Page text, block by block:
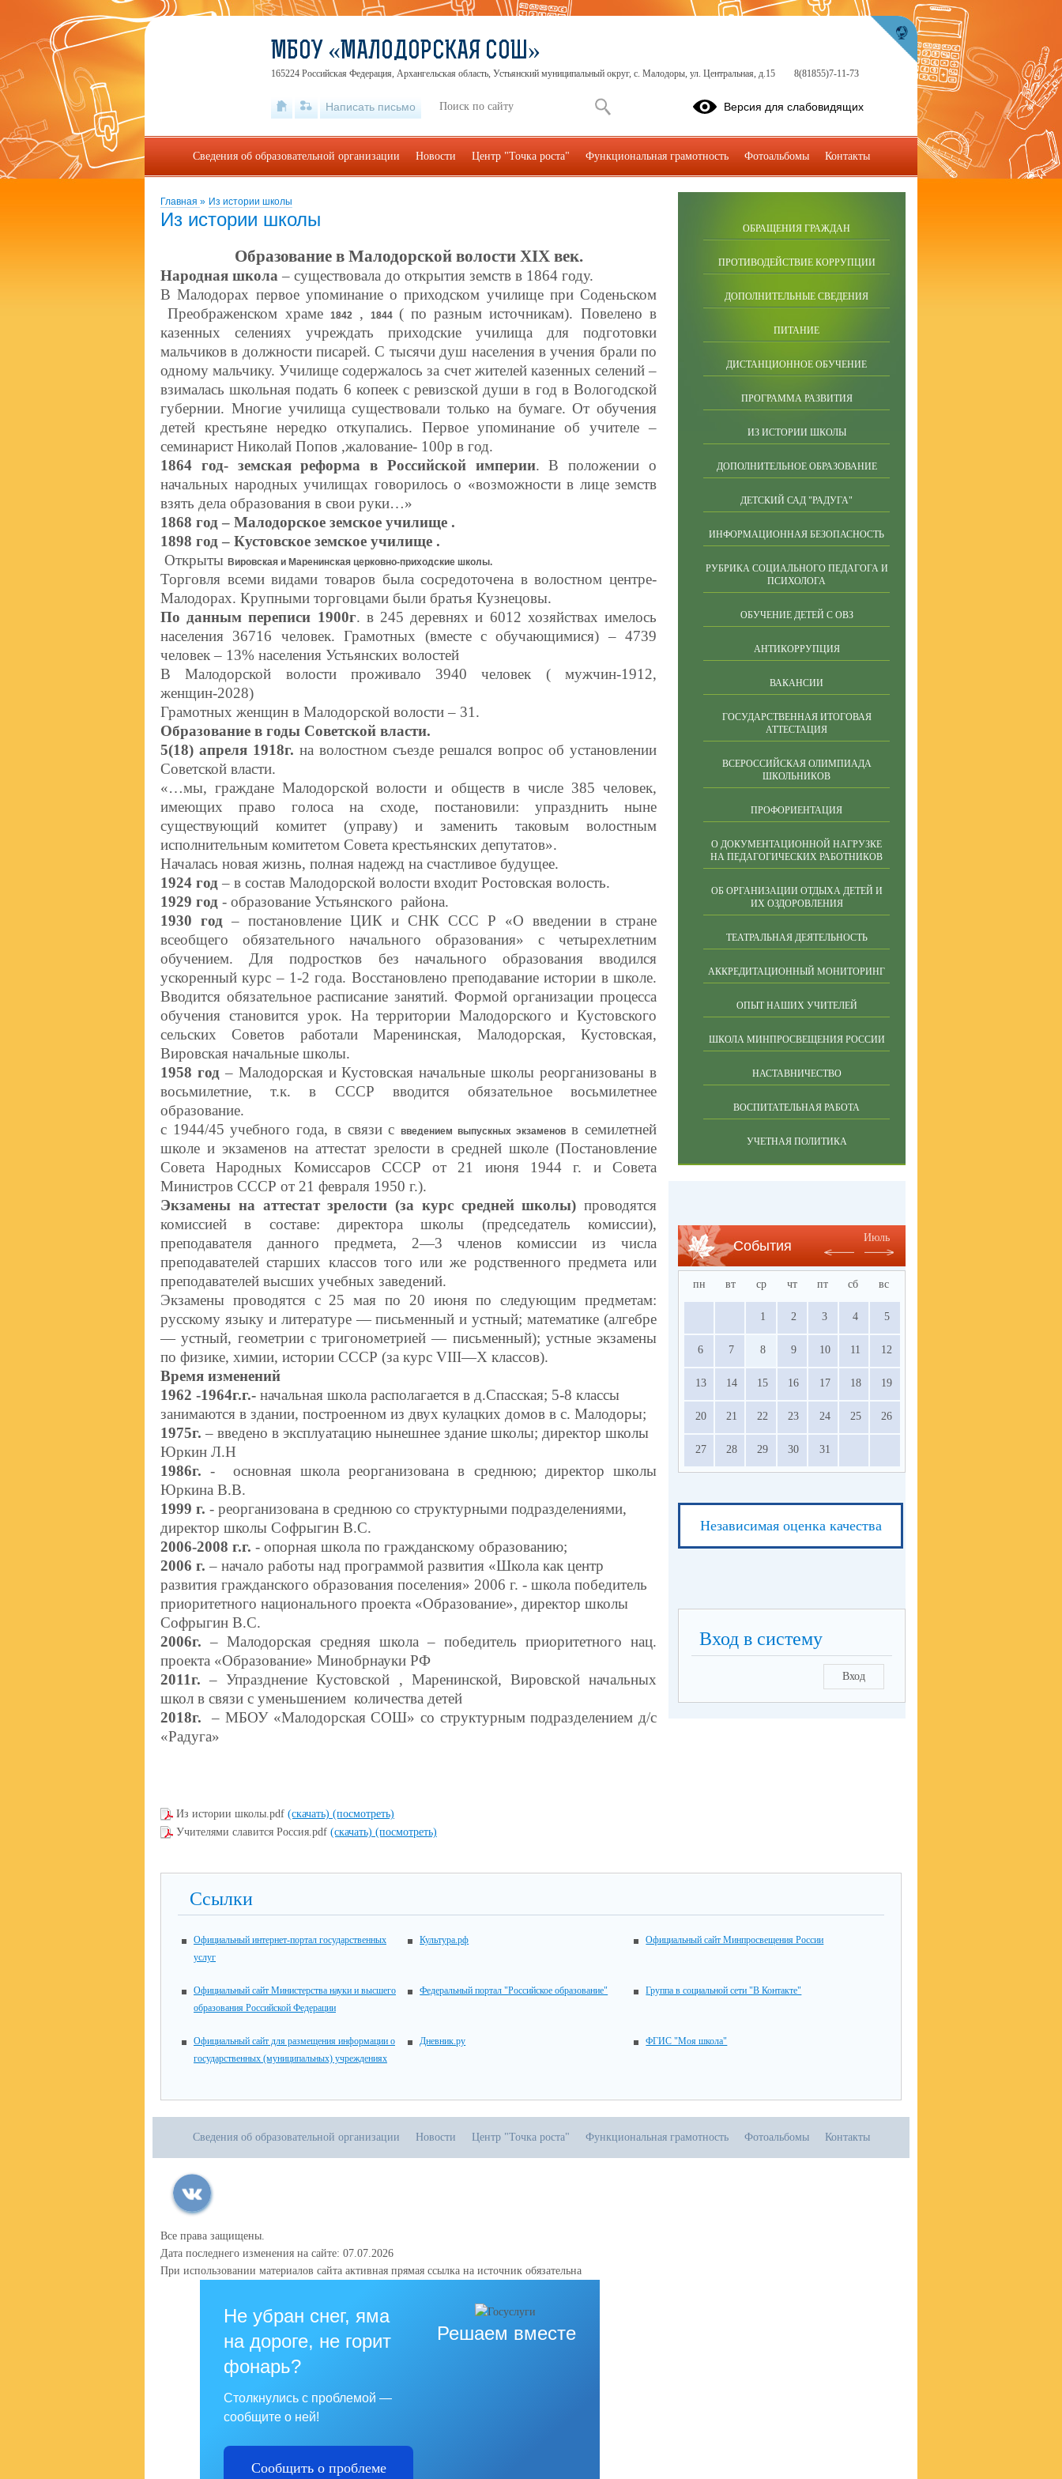
Главная » Из истории школы
Из истории школы
Образование в Малодорской волости XIXвек.
Народная школа – существовала до открытия земств в 1864 году.
В Малодорах первое упоминание о приходском училище при Соденьском
Преображенском храме
1842 ,1844 ( по разным источникам). Повелено в
казенных селениях учреждать приходские училища для подготовки
мальчиков в должности писарей. С тысячи душ населения в учения брали по
одному мальчику. Училище содержалось за счет жителей казенных селений –
взималась школьная подать 6 копеек с ревизской души в год в Вологодской
губернии. Многие училища существовали только на бумаге. От обучения
детей крестьяне нередко откупались. Первое упоминание об учителе –
семинарист Николай Попов ,жалование- 100р в год.
1864 год- земская реформа в Российской империи. В положении о
начальных народных училищах говорилось о «возможности в лице земств
взять дела образования в свои руки…»
1868 год – Малодорское земское училище .
1898 год – Кустовское земское училище .
Открыты Вировская и Маренинская церковно-приходские школы.
Торговля всеми видами товаров была сосредоточена в волостном центре-
Малодорах. Крупными торговцами были братья Кузнецовы.
По данным переписи 1900г. в 245 деревнях и 6012 хозяйствах имелось
населения 36716 человек. Грамотных (вместе с обучающимися) – 4739
человек – 13% населения Устьянских волостей
В Малодорской волости проживало 3940 человек ( мужчин-1912,
женщин-2028)
Грамотных женщин в Малодорской волости – 31.
Образование в годы Советской власти.
5(18) апреля 1918г. на волостном съезде решался вопрос об установлении
Советской власти.
«…мы, граждане Малодорской волости и обществ в числе 385 человек,
имеющих право голоса на сходе, постановили: упразднить ныне
существующий комитет (управу) и заменить таковым волостным
исполнительным комитетом Совета крестьянских депутатов».
Началась новая жизнь, полная надежд на счастливое будущее.
1924 год – в состав Малодорской волости входит Ростовская волость.
1929 год - образование Устьянского района.
1930 год – постановление ЦИК и СНК ССС Р «О введении в стране
всеобщего обязательного начального образования» с четырехлетним
обучением. Для подростков без начального образования вводился
ускоренный курс – 1-2 года. Восстановлено преподавание истории в школе.
Вводится обязательное расписание занятий. Формой организации процесса
обучения становится урок. На территории Малодорского и Кустовского
сельских Советов работали Маренинская, Малодорская, Кустовская,
Вировская начальные школы.
1958 год – Малодорская и Кустовская начальные школы реорганизованы в
восьмилетние, т.к. в СССР вводится обязательное восьмилетнее
образование.
с 1944/45 учебного года, в связи свведением выпускных экзаменовв семилетней
школе и экзаменов на аттестат зрелости в средней школе (Постановление
Совета Народных Комиссаров СССР от 21 июня 1944 г. и Совета
Министров СССР от 21 февраля 1950 г.).
Экзамены на аттестат зрелости (за курс средней школы) проводятся
комиссией в составе: директора школы (председатель комиссии),
преподавателя данного предмета, 2—3 членов комиссии из числа
преподавателей старших классов того или же родственного предмета или
преподавателей высших учебных заведений.
Экзамены проводятся с 25 мая по 20 июня по следующим предметам:
русскому языку и литературе — письменный и устный; математике (алгебре
— устный, геометрии с тригонометрией — письменный); устные экзамены
по физике, химии, истории СССР (за курс VIII—X классов).
Время изменений
1962 -1964г.г.- начальная школа располагается в д.Спасская; 5-8 классы
занимаются в здании, построенном из двух кулацких домов в с. Малодоры;
1975г. – введено в эксплуатацию нынешнее здание школы; директор школы
Юркин Л.Н
1986г.- основная школа реорганизована в среднюю; директор школы
Юркина В.В.
1999 г. - реорганизована в среднюю со структурными подразделениями,
директор школы Софрыгин В.С.
2006-2008 г.г. - опорная школа по гражданскому образованию;
2006 г. – начало работы над программой развития «Школа как центр
развития гражданского образования поселения» 2006 г. - школа победитель
приоритетного национального проекта «Образование», директор школы
Софрыгин В.С.
2006г. – Малодорская средняя школа – победитель приоритетного нац.
проекта «Образование» Минобрнауки РФ
2011г.– Упразднение Кустовской , Маренинской, Вировской начальных
школ в связи с уменьшением количества детей
2018г. – МБОУ «Малодорская СОШ» со структурным подразделением д/с
«Радуга»
Из истории школы.pdf (скачать) (посмотреть)
Учителями славится Россия.pdf (скачать) (посмотреть)
ОБРАЩЕНИЯ ГРАЖДАН
ПРОТИВОДЕЙСТВИЕ КОРРУПЦИИ
ДОПОЛНИТЕЛЬНЫЕ СВЕДЕНИЯ
ПИТАНИЕ
ДИСТАНЦИОННОЕ ОБУЧЕНИЕ
ПРОГРАММА РАЗВИТИЯ
ИЗ ИСТОРИИ ШКОЛЫ
ДОПОЛНИТЕЛЬНОЕ ОБРАЗОВАНИЕ
ДЕТСКИЙ САД "РАДУГА"
ИНФОРМАЦИОННАЯ БЕЗОПАСНОСТЬ
РУБРИКА СОЦИАЛЬНОГО ПЕДАГОГА И
ПСИХОЛОГА
ОБУЧЕНИЕ ДЕТЕЙ С ОВЗ
АНТИКОРРУПЦИЯ
ВАКАНСИИ
ГОСУДАРСТВЕННАЯ ИТОГОВАЯ
АТТЕСТАЦИЯ
ВСЕРОССИЙСКАЯ ОЛИМПИАДА
ШКОЛЬНИКОВ
ПРОФОРИЕНТАЦИЯ
О ДОКУМЕНТАЦИОННОЙ НАГРУЗКЕ
НА ПЕДАГОГИЧЕСКИХ РАБОТНИКОВ
ОБ ОРГАНИЗАЦИИ ОТДЫХА ДЕТЕЙ И
ИХ ОЗДОРОВЛЕНИЯ
ТЕАТРАЛЬНАЯ ДЕЯТЕЛЬНОСТЬ
АККРЕДИТАЦИОННЫЙ МОНИТОРИНГ
ОПЫТ НАШИХ УЧИТЕЛЕЙ
ШКОЛА МИНПРОСВЕЩЕНИЯ РОССИИ
НАСТАВНИЧЕСТВО
ВОСПИТАТЕЛЬНАЯ РАБОТА
УЧЕТНАЯ ПОЛИТИКА
События
Июль
пн вт ср чт пт сб вс
1 2 3 4 5
6 7 8 9 10 11 12
13 14 15 16 17 18 19
20 21 22 23 24 25 26
27 28 29 30 31
Независимая оценка качества
Вход в систему
Вход
Ссылки
Официальный интернет-портал государственных
услуг
Культура.рф Официальный сайт Минпросвещения России
Официальный сайт Министерства науки и высшего
образования Российской Федерации
Федеральный портал "Российское образование" Группа в социальной сети "В Контакте"
Официальный сайт для размещения информации о
государственных (муниципальных) учреждениях
Дневник.ру ФГИС "Моя школа"
МБОУ «МАЛОДОРСКАЯ СОШ»
165224 Российская Федерация, Архангельская область, Устьянский муниципальный округ, с. Малодоры, ул. Центральная, д.15 8(81855)7-11-73
Написать письмо Версия для слабовидящих
Сведения об образовательной организации Новости Центр "Точка роста" Функциональная грамотность Фотоальбомы Контакты
Сведения об образовательной организации Новости Центр "Точка роста" Функциональная грамотность Фотоальбомы Контакты
Все права защищены.
Дата последнего изменения на сайте: 07.07.2026
При использовании материалов сайта активная прямая ссылка на источник обязательна
Решаем вместе
Не убран снег, яма
на дороге, не горит
фонарь?
Столкнулись с проблемой —
сообщите о ней!
Сообщить о проблеме